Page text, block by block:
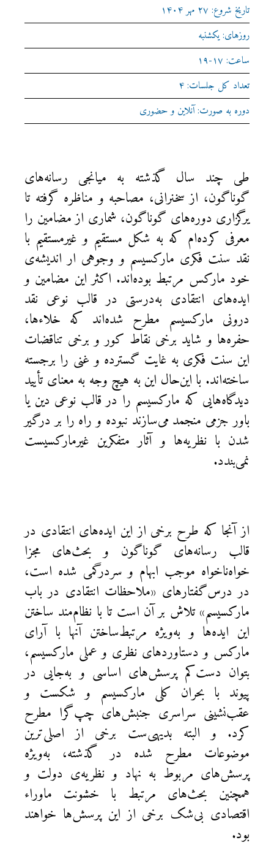
تاریخ شروع: ۲۷ مهر ۱۴۰۴
روزهای: یکشنبه
ساعت: ۱۷-۱۹
تعداد کل جلسات: ۴
دوره به صورت: آنلاین و حضوری
طی چند سال گذشته به میانجی رسانه‌های
گوناگون، از سخنرانی، مصاحبه و مناظره گرفته تا
یرگزاری دوره‌های گوناگون، شماری از مضامین را
معرفی کرده‌ام که به شکل مستقیم و غیرمستقیم با
نقد سنت فکری مارکسیسم و وجوهی ار اندیشه‌ی
خود مارکس مرتبط بوده‌اند. اکثر این مضامین و
ایده‌های انتقادی به‌درستی در قالب نوعی نقد
درونی مارکسیسم مطرح شده‌اند که خلاء‌ها،
حفره‌ها و شاید برخی نقاط کور و برخی تناقضات
این سنت فکری به غایت گسترده و غنی را برجسته
ساخته‌اند. با این‌حال این به هیچ وجه به معنای تأیید
دیدگاه‌هایی که مارکسیسم را در قالب نوعی دین یا
باور جزمی منجمد می‌سازند نبوده و راه را بر درگیر
شدن با نظریه‌ها و آثار متفکرین غیرمارکسیست
نمی‌بندد.
از آنجا که طرح برخی از این ایده‌های انتقادی در
قالب رسانه‌های گوناگون و بحث‌های مجزا
خواه‌ناخواه موجب ابهام و سردرگمی شده است،
در درس‌گفتارهای «ملاحظات انتقادی در باب
مارکسیسم» تلاش بر آن است تا با نظام‌مند ساختن
این ایده‌ها و به‌ویژه مرتبط‌ساختن آنها با آرای
مارکس و دستاوردهای نظری و عملی مارکسیسم،
بتوان دست‌کم پرسش‌های اساسی و به‌جایی در
پیوند با بحران کلی مارکسیسم و شکست و
عقب‌نشینی سراسری جنبش‌های چپ‌گرا مطرح
کرد. و البته بدیهی‌ست برخی از اصلی‌ترین
موضوعات مطرح شده در گذشته، به‌ویژه
پرسش‌های مربوط به نهاد و نظریه‌ی دولت و
همچنین بحث‌های مرتبط با خشونت ماورا‌ء
اقتصادی بی‌شک برخی از این پرسش‌ها خواهند
بود.